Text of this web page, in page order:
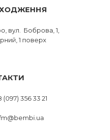
вул. Боброва, 1,
1 поверх
(097) 356 33 21